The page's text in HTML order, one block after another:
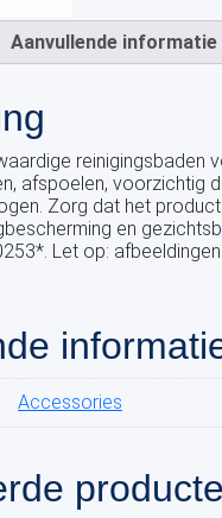
Aanvullende informatie
reinigingsbaden
afspoelen, voorzichtig
Zorg dat het
en
Let op:
Accessories